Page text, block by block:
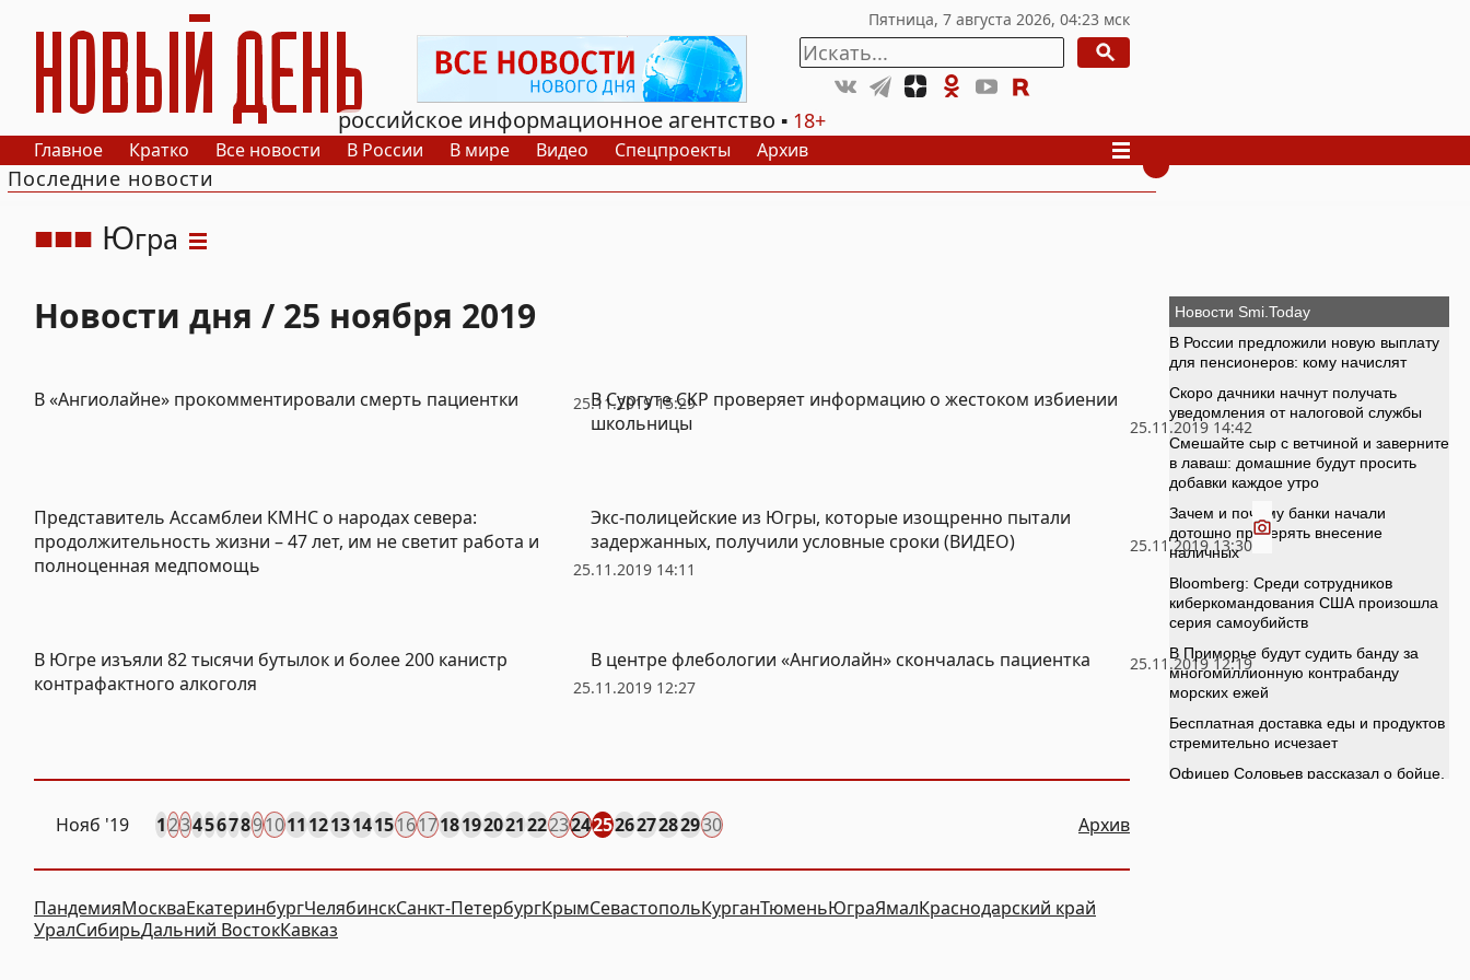
РИА Новый День
российское информационное агентство
18+
Главное Кратко Все новости В России В мире Видео Спецпроекты Архив
Последние новости
Югра
Новости дня / 25 ноября 2019
25.11.2019 15:29
В «Ангиолайне» прокомментировали смерть пациентки
25.11.2019 14:42
В Сургуте СКР проверяет информацию о жестоком избиении
школьницы
25.11.2019 14:11
Представитель Ассамблеи КМНС о народах севера:
продолжительность жизни – 47 лет, им не светит работа и
полноценная медпомощь
25.11.2019 13:30
Экс-полицейские из Югры, которые изощренно пытали
задержанных, получили условные сроки (ВИДЕО)
Видео
25.11.2019 12:27
В Югре изъяли 82 тысячи бутылок и более 200 канистр
контрафактного алкоголя
25.11.2019 12:19
В центре флебологии «Ангиолайн» скончалась пациентка
Нояб '19 123456789101112131415161718192021222324252627282930 Архив
ПандемияМоскваЕкатеринбургЧелябинскСанкт-ПетербургКрымСевастопольКурганТюменьЮграЯмалКраснодарский край
УралСибирьДальний ВостокКавказ